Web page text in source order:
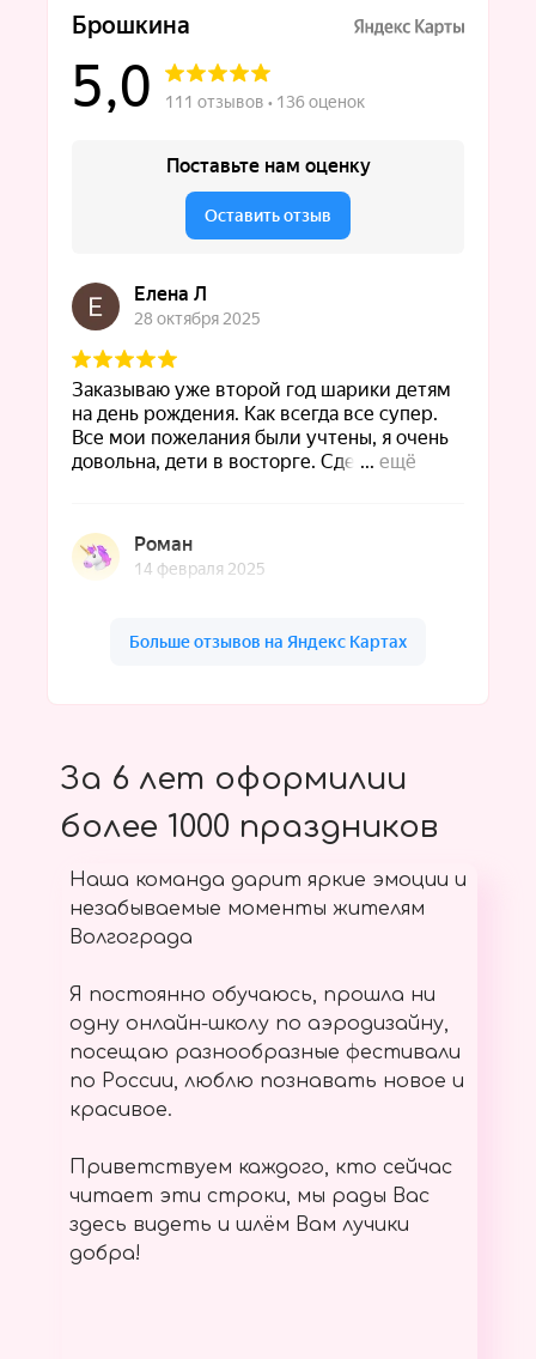
За 6 лет оформилии
более 1000 праздников
Наша команда дарит яркие эмоции и
незабываемые моменты жителям
Волгограда
Я постоянно обучаюсь, прошла ни
одну онлайн-школу по аэродизайну,
посещаю разнообразные фестивали
по России, люблю познавать новое и
красивое.
Приветствуем каждого, кто сейчас
читает эти строки, мы рады Вас
здесь видеть и шлём Вам лучики
добра!